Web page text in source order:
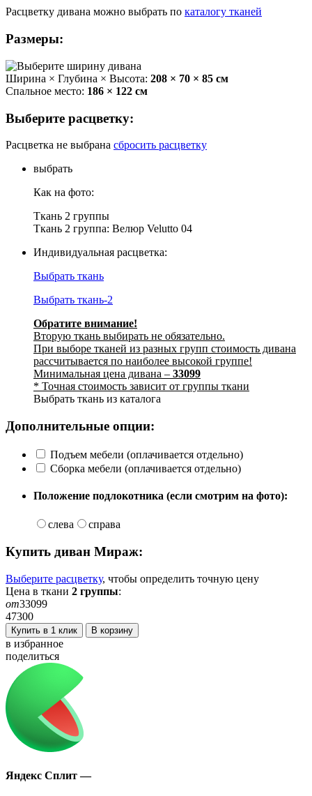
Расцветку дивана можно выбрать по каталогу тканей
Размеры:
Ширина × Глубина × Высота: 208 × 70 × 85 см
Спальное место: 186 × 122 см
Выберите расцветку:
Расцветка не выбрана сбросить расцветку
выбрать
Как на фото:
Ткань 2 группы
Ткань 2 группа: Велюр Velutto 04
Индивидуальная расцветка:
Выбрать ткань
Выбрать ткань-2
Обратите внимание!
Вторую ткань выбирать не обязательно.
При выборе тканей из разных групп стоимость дивана
рассчитывается по наиболее высокой группе!
Минимальная цена дивана – 33099
* Точная стоимость зависит от группы ткани
Выбрать ткань из каталога
Дополнительные опции:
Подъем мебели (оплачивается отдельно)
Сборка мебели (оплачивается отдельно)
Положение подлокотника (если смотрим на фото):
слева справа
Купить диван Мираж:
Выберите расцветку, чтобы определить точную цену
Цена в ткани 2 группы:
от33099
47300
Купить в 1 клик В корзину
в избранное
поделиться
Яндекс Сплит —